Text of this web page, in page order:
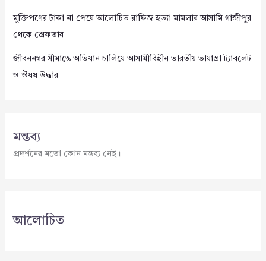
মুক্তিপণের টাকা না পেয়ে আলোচিত রাফিজ হত্যা মামলার আসামি গাজীপুর
থেকে গ্রেফতার
জীবননগর সীমান্তে অভিযান চালিয়ে আসামীবিহীন ভারতীয় ভায়াগ্রা ট্যাবলেট
ও ঔষধ উদ্ধার
মন্তব্য
প্রদর্শনের মতো কোন মন্তব্য নেই।
আলোচিত